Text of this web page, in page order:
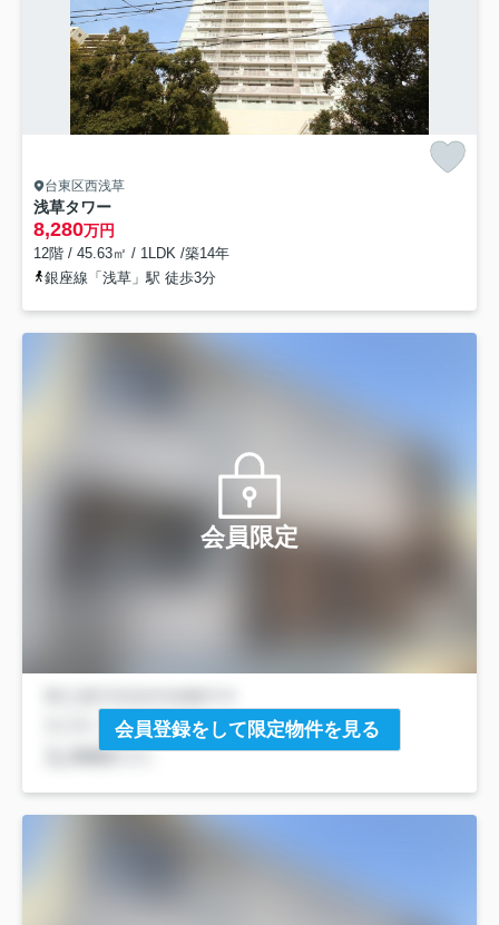
台東区西浅草
浅草タワー
8,280万円
12階 / 45.63㎡ / 1LDK /築14年
銀座線「浅草」駅 徒歩3分
会員限定
会員登録をして限定物件を見る